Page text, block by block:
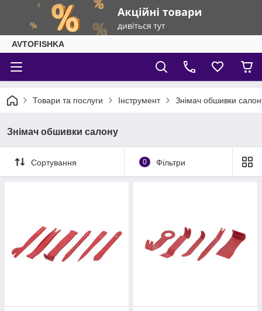
AVTOFISHKA
Товари та послуги Інструмент Знімач обшивки
Знімач обшивки салону
Сортування 0 Фільтри